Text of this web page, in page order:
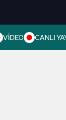
VİDEO CANLI